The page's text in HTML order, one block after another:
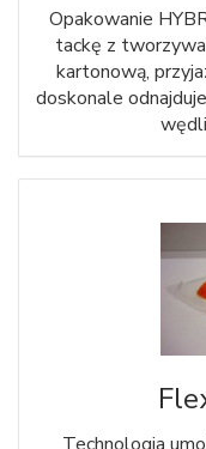
Opakowanie
tackę z
kartonową,
doskonale